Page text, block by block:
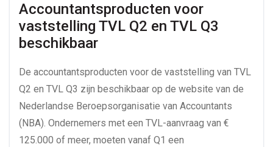
Accountantsproducten voor
vaststelling TVL Q2 en TVL Q3
beschikbaar
De accountantsproducten voor de vaststelling van TVL
Q2 en TVL Q3 zijn beschikbaar op de website van de
Nederlandse Beroepsorganisatie van Accountants
(NBA). Ondernemers met een TVL-aanvraag van €
125.000 of meer, moeten vanaf Q1 een